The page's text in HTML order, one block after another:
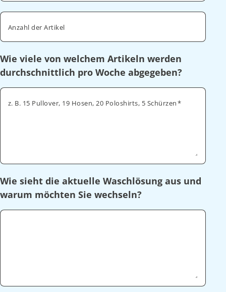
Anzahl der Artikel
Wie viele von welchem Artikeln werden
durchschnittlich pro Woche abgegeben?
z. B. 15 Pullover, 19 Hosen, 20 Poloshirts, 5 Schürzen
Wie sieht die aktuelle Waschlösung aus und
warum möchten Sie wechseln?